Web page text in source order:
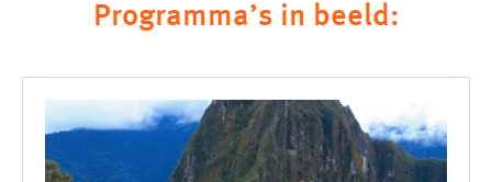
Programma’s in beeld: